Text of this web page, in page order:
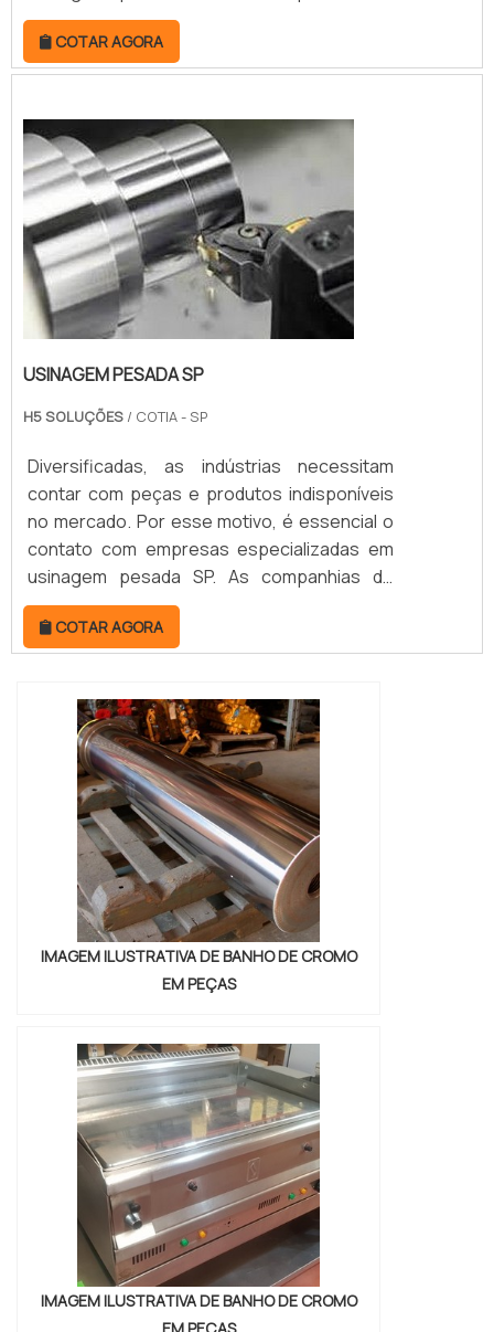
usinagem pesada são as responsáveis pela
elaboração em metal de componentes
robustos. Para isso, seguem as
projetos detalhados, garantindo a entrega
de peças exclusivas e funcionais. MAIS
DETALHES S...
COTAR AGORA
USINAGEM PESADA SP
H5 SOLUÇÕES / COTIA - SP
Diversificadas, as indústrias necessitam
contar com peças e produtos indisponíveis
no mercado. Por esse motivo, é essencial o
contato com empresas especializadas em
usinagem pesada SP. As companhias de
usinagem pesada são as responsáveis pela
elaboração em metal de componentes
robustos. Para isso, seguem as
projetos detalhados, garantindo a entrega
de peças exclusivas e funcionais. MAIS
DETALHES S...
COTAR AGORA
IMAGEM ILUSTRATIVA DE BANHO DE CROMO
EM PEÇAS
IMAGEM ILUSTRATIVA DE BANHO DE CROMO